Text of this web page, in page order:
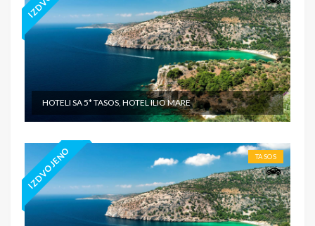
HOTELI SA 5* TASOS, HOTEL ILIO MARE
IZDVOJENO TASOS